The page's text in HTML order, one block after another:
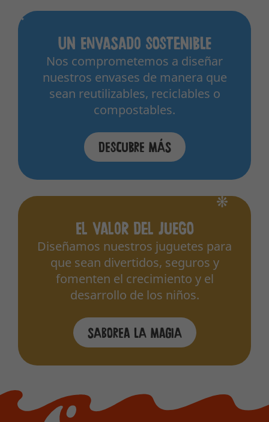
Un envasado sostenible
Nos comprometemos a diseñar
nuestros envases de manera que
sean reutilizables, reciclables o
compostables.
Descubre más
El valor del juego
Diseñamos nuestros juguetes para
que sean divertidos, seguros y
fomenten el crecimiento y el
desarrollo de los niños.
Saborea la magia